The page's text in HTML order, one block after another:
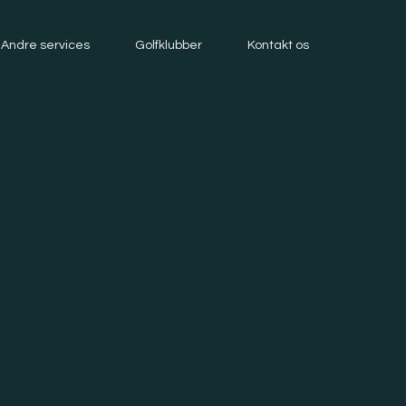
Andre services Golfklubber Kontakt os
Andre services Golfklubber Kontakt os